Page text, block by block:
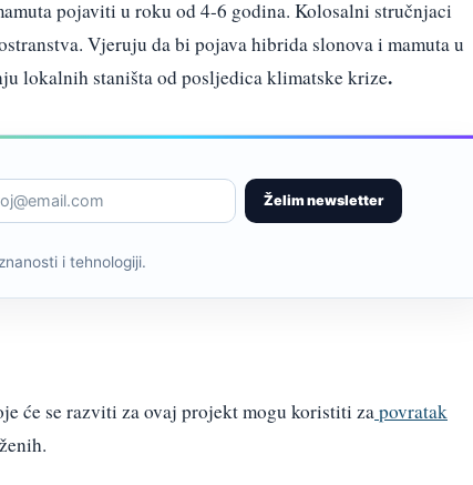
pojaviti u roku od 4-6 godina. Kolosalni stručnjaci
Vjeruju da bi pojava hibrida slonova i mamuta u
lokalnih staništa od posljedica klimatske krize.
Želim newsletter
i tehnologiji.
će se razviti za ovaj projekt mogu koristiti zapovratak